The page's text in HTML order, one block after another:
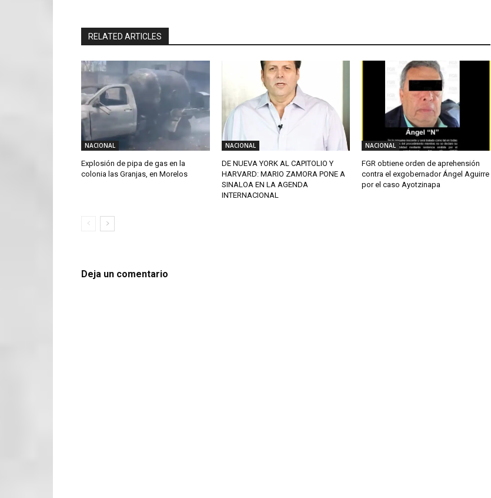
RELATED ARTICLES
NACIONAL
Explosión de pipa de gas en la
colonia las Granjas, en Morelos
NACIONAL
DE NUEVA YORK AL CAPITOLIO Y
HARVARD: MARIO ZAMORA PONE A
SINALOA EN LA AGENDA
INTERNACIONAL
NACIONAL
FGR obtiene orden de aprehensión
contra el exgobernador Ángel Aguirre
por el caso Ayotzinapa
Deja un comentario